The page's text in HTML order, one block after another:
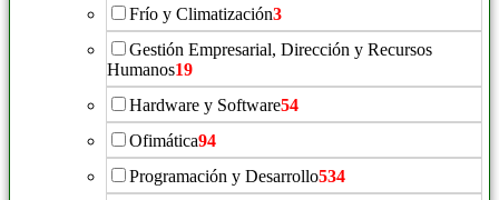
Frío y Climatización3
Gestión Empresarial, Dirección y Recursos
Humanos19
Hardware y Software54
Ofimática94
Programación y Desarrollo534